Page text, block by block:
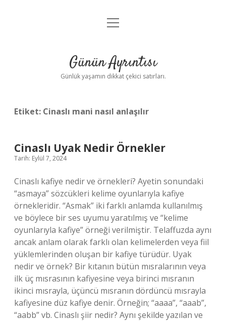
Anasayfa
Yasal Uyarı
menüyü
Günün Ayrıntısı
Günlük yaşamın dikkat çekici satırları.
Etiket: Cinaslı mani nasıl anlaşılır
Cinaslı Uyak Nedir Örnekler
Tarih: Eylül 7, 2024
Cinaslı kafiye nedir ve örnekleri? Ayetin sonundaki
“asmaya” sözcükleri kelime oyunlarıyla kafiye
örnekleridir. “Asmak” iki farklı anlamda kullanılmış
ve böylece bir ses uyumu yaratılmış ve “kelime
oyunlarıyla kafiye” örneği verilmiştir. Telaffuzda aynı
ancak anlam olarak farklı olan kelimelerden veya fiil
yüklemlerinden oluşan bir kafiye türüdür. Uyak
nedir ve örnek? Bir kıtanın bütün mısralarının veya
ilk üç mısrasının kafiyesine veya birinci mısranın
ikinci mısrayla, üçüncü mısranın dördüncü mısrayla
kafiyesine düz kafiye denir. Örneğin; “aaaa”, “aaab”,
“aabb” vb. Cinaslı şiir nedir? Aynı şekilde yazılan ve